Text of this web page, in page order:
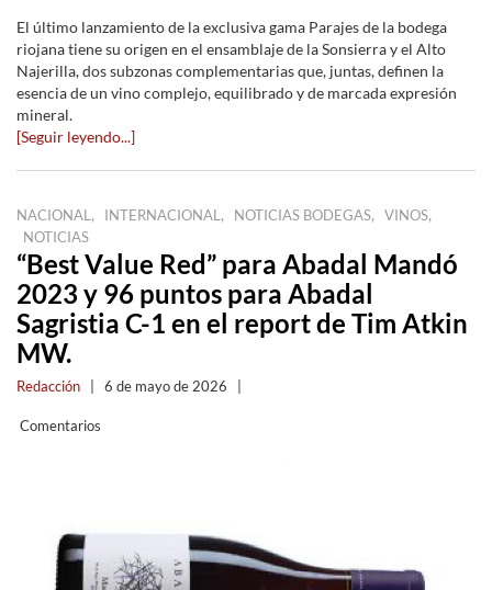
El último lanzamiento de la exclusiva gama Parajes de la bodega
riojana tiene su origen en el ensamblaje de la Sonsierra y el Alto
Najerilla, dos subzonas complementarias que, juntas, definen la
esencia de un vino complejo, equilibrado y de marcada expresión
mineral.
[Seguir leyendo...]
NACIONAL , INTERNACIONAL , NOTICIAS BODEGAS, VINOS,
NOTICIAS
“Best Value Red” para Abadal Mandó
2023 y 96 puntos para Abadal
Sagristia C-1 en el report de Tim Atkin
MW.
Redacción 6 de mayo de 2026
Comentarios